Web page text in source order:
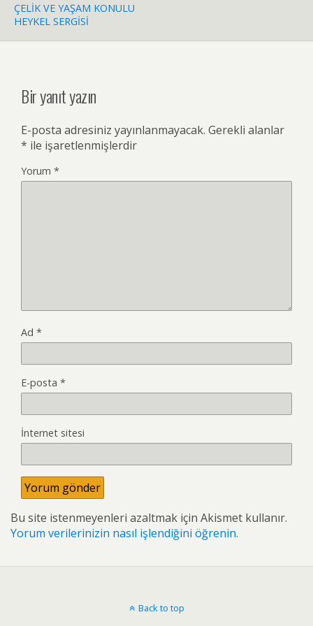
ÇELİK VE YAŞAM KONULU
HEYKEL SERGİSİ
Bir yanıt yazın
E-posta adresiniz yayınlanmayacak. Gerekli alanlar
* ile işaretlenmişlerdir
Yorum *
Ad *
E-posta *
İnternet sitesi
Bu site istenmeyenleri azaltmak için Akismet kullanır.
Yorum verilerinizin nasıl işlendiğini öğrenin.
Back to top